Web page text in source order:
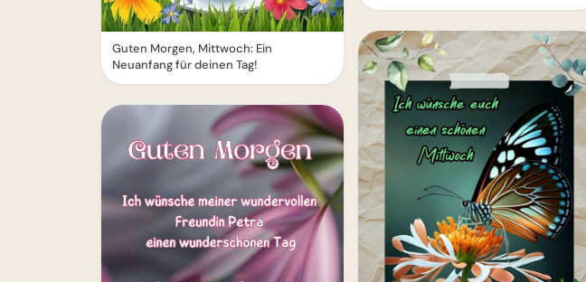
Guten Morgen, Mittwoch: Ein
Neuanfang für deinen Tag!